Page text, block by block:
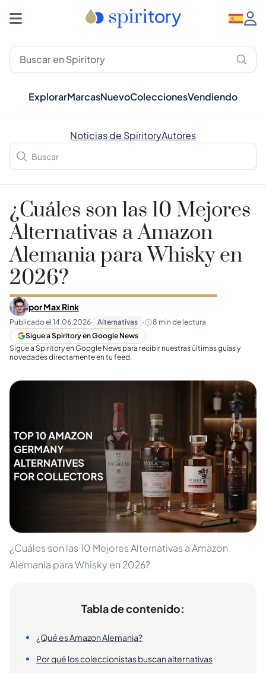
ExplorarMarcasNuevoColeccionesVendiendo
Noticias de SpiritoryAutores
¿Cuáles son las 10 Mejores
Alternativas a Amazon
Alemania para Whisky en
2026?
porMax Rink
Publicado el 14.06.2026· Alternativas · 8 min de lectura
Sigue a Spiritory en Google News
Sigue a Spiritory en Google News para recibir nuestras últimas guías y
novedades directamente en tu feed.
¿Cuáles son las 10 Mejores Alternativas a Amazon
Alemania para Whisky en 2026?
Tabla de contenido:
¿Qué es Amazon Alemania?
Por qué los coleccionistas buscan alternativas